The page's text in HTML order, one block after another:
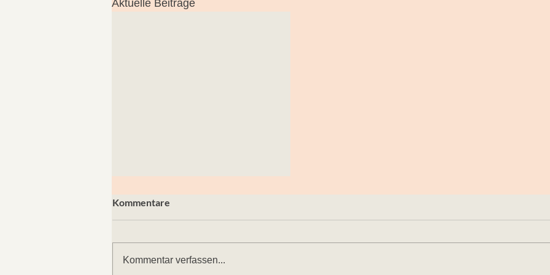
Aktuelle Beiträge
Kommentare
Kommentar verfassen...